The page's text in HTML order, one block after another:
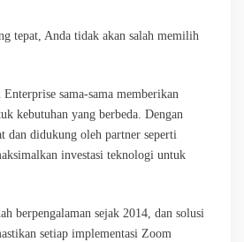
tepat, Anda tidak akan salah memilih
sama-sama memberikan
kebutuhan yang berbeda. Dengan
dan didukung oleh partner seperti
investasi teknologi untuk
berpengalaman sejak 2014, dan solusi
setiap implementasi Zoom